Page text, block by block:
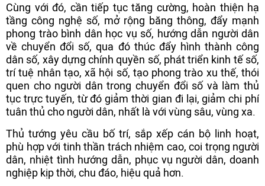
Cùng với đó, cần tiếp tục tăng cường, hoàn thiện hạ
tầng công nghệ số, mở rộng băng thông, đẩy mạnh
phong trào bình dân học vụ số, hướng dẫn người dân
về chuyển đổi số, qua đó thúc đẩy hình thành công
dân số, xây dựng chính quyền số, phát triển kinh tế số,
trí tuệ nhân tạo, xã hội số, tạo phong trào xu thế, thói
quen cho người dân trong chuyển đổi số và làm thủ
tục trực tuyến, từ đó giảm thời gian đi lại, giảm chi phí
tuân thủ cho người dân, nhất là với vùng sâu, vùng xa.
Thủ tướng yêu cầu bố trí, sắp xếp cán bộ linh hoạt,
phù hợp với tinh thần trách nhiệm cao, coi trọng người
dân, nhiệt tình hướng dẫn, phục vụ người dân, doanh
nghiệp kịp thời, chu đáo, hiệu quả hơn.